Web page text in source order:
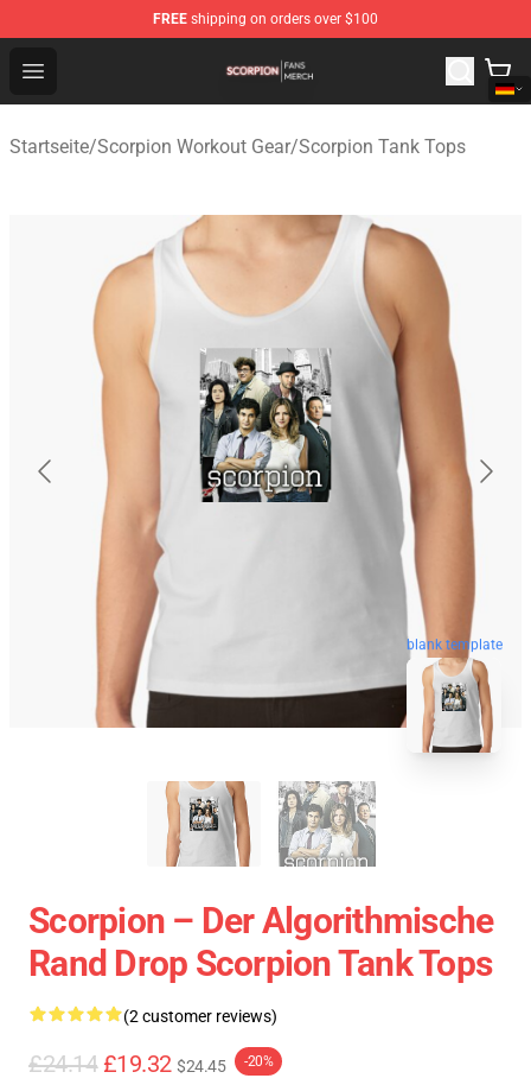
FREE shipping on orders over $100
Open menu
Scorpion Shop - Official Scorpion Merchandise Store
Startseite/Scorpion Workout Gear/Scorpion Tank Tops
blank template
Scorpion – Der Algorithmische
Rand Drop Scorpion Tank Tops
(2 customer reviews)
£24.14 £19.32 $24.45 -20%